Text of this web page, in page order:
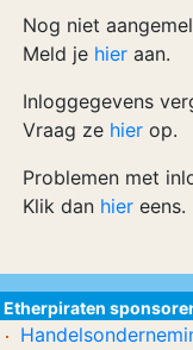
Nog niet
Meld je hier aan.
Inloggegevens
Vraag ze hier op.
Problemen met
Klik dan hier eens.
Etherpiraten